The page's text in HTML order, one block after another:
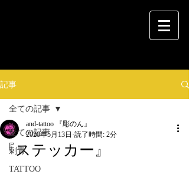
記事
全ての記事
刺青
TATTOO
全ての記事
『ステッカー』
and-tattoo 『彫のん』
2020年5月13日 読了時間: 2分